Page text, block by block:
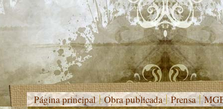
Página principal Obra publicada Prensa